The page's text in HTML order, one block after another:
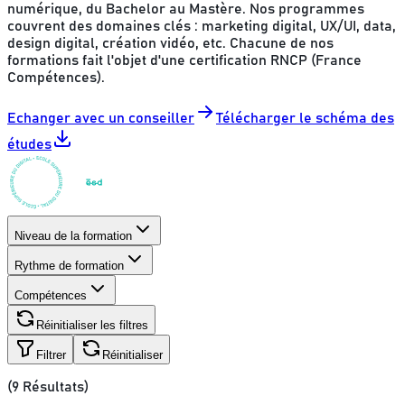
numérique, du Bachelor au Mastère. Nos programmes
couvrent des domaines clés : marketing digital, UX/UI, data,
design digital, création vidéo, etc. Chacune de nos
formations fait l'objet d'une certification RNCP (France
Compétences).
Echanger avec un conseiller
Télécharger le schéma des
études
Niveau de la formation
Rythme de formation
Compétences
Réinitialiser les filtres
Filtrer Réinitialiser
(9 Résultats)